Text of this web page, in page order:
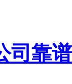
司靠